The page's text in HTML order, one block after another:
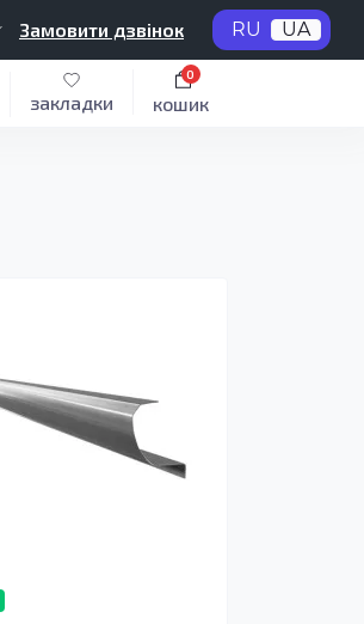
Замовити дзвінок RU UA
закладки кошик
0